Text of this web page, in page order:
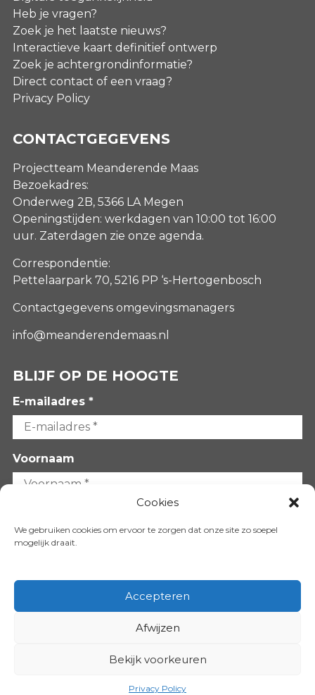
Cookies
We gebruiken cookies om ervoor te zorgen dat onze site zo soepel
mogelijk draait.
Accepteren
Afwijzen
Bekijk voorkeuren
Privacy Policy
Heb je vragen?
Zoek je het laatste nieuws?
Interactieve kaart definitief ontwerp
Zoek je achtergrondinformatie?
Direct contact of een vraag?
Privacy Policy
CONTACTGEGEVENS
Projectteam Meanderende Maas
Bezoekadres:
Onderweg 2B, 5366 LA Megen
Openingstijden: werkdagen van 10:00 tot 16:00
uur. Zaterdagen zie onze agenda.
Correspondentie:
Pettelaarpark 70, 5216 PP ‘s-Hertogenbosch
Contactgegevens omgevingsmanagers
info@meanderendemaas.nl
BLIJF OP DE HOOGTE
E-mailadres *
Voornaam
VOLG ONS OP: